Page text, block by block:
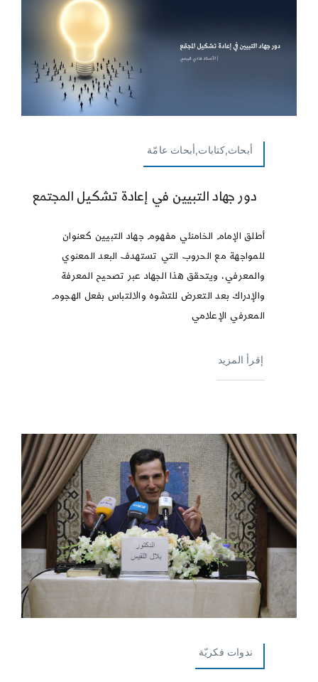
أبحاث,كتابات,أبحاث عامّة
دور جهاد التبيين في إعادة تشكيل المجتمع
أطلق الإمام الخامنئي مفهوم جهاد التبيين كعنوان
للمواجهة مع الحروب التي تستهدف البعد المعنوي
والمعرفي، ويتحقق هذا الجهاد عبر تصحيح المعرفة
والإدراك بعد التعرض للتشوه والالتباس بفعل الهجوم
المعرفي الإعلامي
إقرأ المزيد
ندوات فكريّة